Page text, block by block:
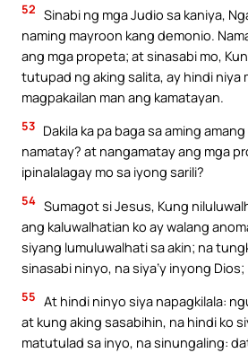
52 Sinabi ng mga Judio sa kaniya,
naming mayroon kang demonio.
ang mga propeta; at sinasabi mo,
tutupad ng aking salita, ay hindi niya
magpakailan man ang kamatayan.
53 Dakila ka pa baga sa aming
namatay? at nangamatay ang mga
ipinalalagay mo sa iyong sarili?
54 Sumagot si Jesus, Kung
ang kaluwalhatian ko ay walang
siyang lumuluwalhati sa akin; na
sinasabi ninyo, na siya’y inyong Dios;
55 At hindi ninyo siya napagkilala:
at kung aking sasabihin, na hindi ko
matutulad sa inyo, na sinungaling: